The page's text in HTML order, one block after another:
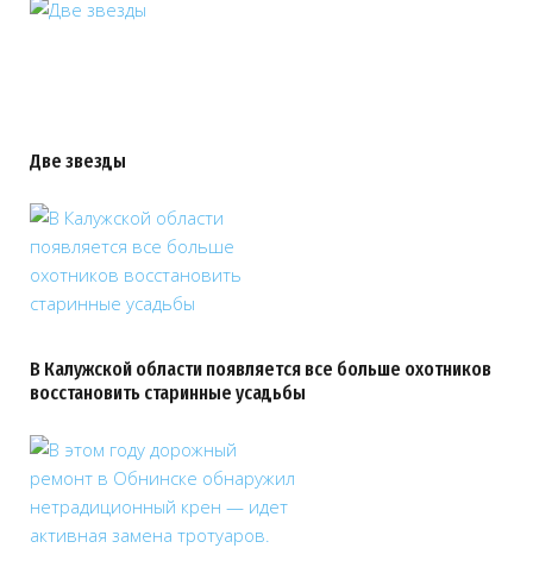
Две звезды
В Калужской области появляется все больше охотников
восстановить старинные усадьбы